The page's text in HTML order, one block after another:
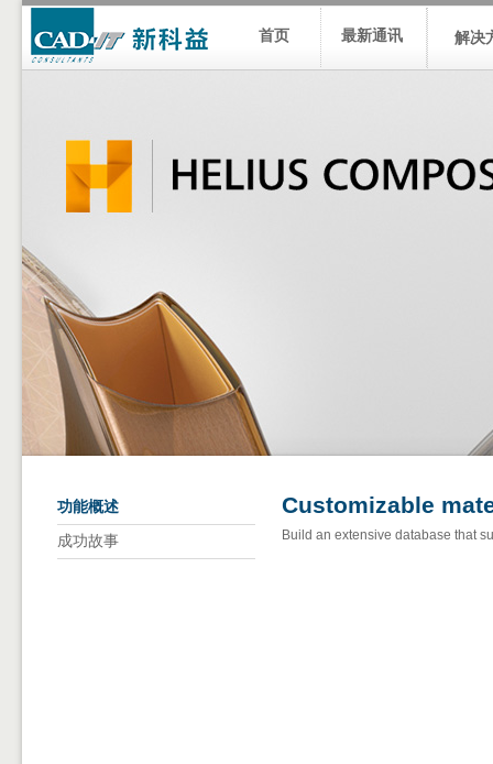
首页 最新通讯 解决
功能概述
成功故事
Customizable
Build an extensive database that